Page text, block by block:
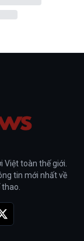
toàn thế giới.
tin mới nhất về